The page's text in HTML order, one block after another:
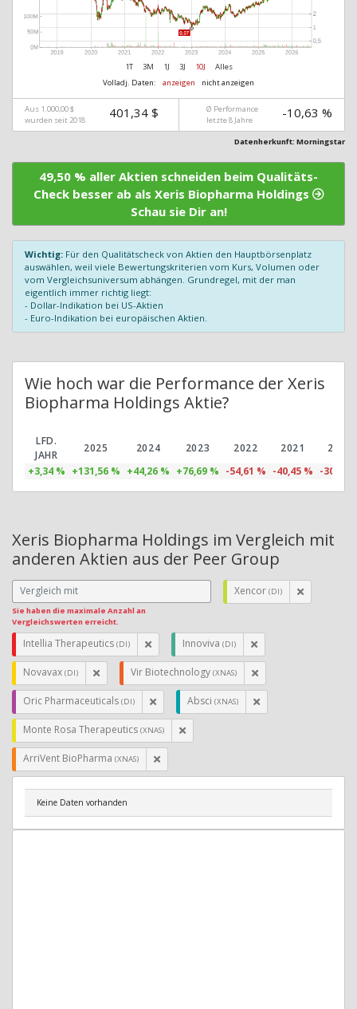
1T 3M 1J 3J 10J
Alles
Volladj. Daten:
anzeigen nicht anzeigen
Aus 1.000,00 $
wurden seit 2018
401,34 $
Ø Performance
letzte 8 Jahre
-10,63 %
Datenherkunft: Morningstar
49,50 % aller Aktien schneiden beim Qualitäts-
Check besser ab als Xeris Biopharma Holdings
Schau sie Dir an!
Wichtig: Für den Qualitätscheck von Aktien den Hauptbörsenplatz
auswählen, weil viele Bewertungskriterien vom Kurs, Volumen oder
vom Vergleichsuniversum abhängen. Grundregel, mit der man
eigentlich immer richtig liegt:
- Dollar-Indikation bei US-Aktien
- Euro-Indikation bei europäischen Aktien.
Wie hoch war die Performance der Xeris
Biopharma Holdings Aktie?
LFD.
JAHR
2025 2024 2023 2022 2021
2020
+3,34 % +131,56 % +44,26 % +76,69 % -54,61 % -40,45 % -30,21
Xeris Biopharma Holdings im Vergleich mit
anderen Aktien aus der Peer Group
Sie haben die maximale Anzahl an
Vergleichswerten erreicht.
Xencor (DI)
Intellia Therapeutics (DI) Innoviva (DI)
Novavax (DI) Vir Biotechnology (XNAS)
Oric Pharmaceuticals (DI) Absci (XNAS)
Monte Rosa Therapeutics (XNAS)
ArriVent BioPharma (XNAS)
Keine Daten vorhanden